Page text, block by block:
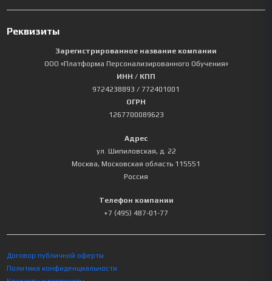
Реквизиты
Зарегистрированное название компании
ООО «Платформа Персонализированного Обучения»
ИНН / КПП
9724238893 / 772401001
ОГРН
1267700089623
Адрес
ул. Шипиловская, д. 22
Москва, Московская область 115551
Россия
Телефон компании
+7 (495) 487-01-77
Договор публичной оферты
Политика конфиденциальности